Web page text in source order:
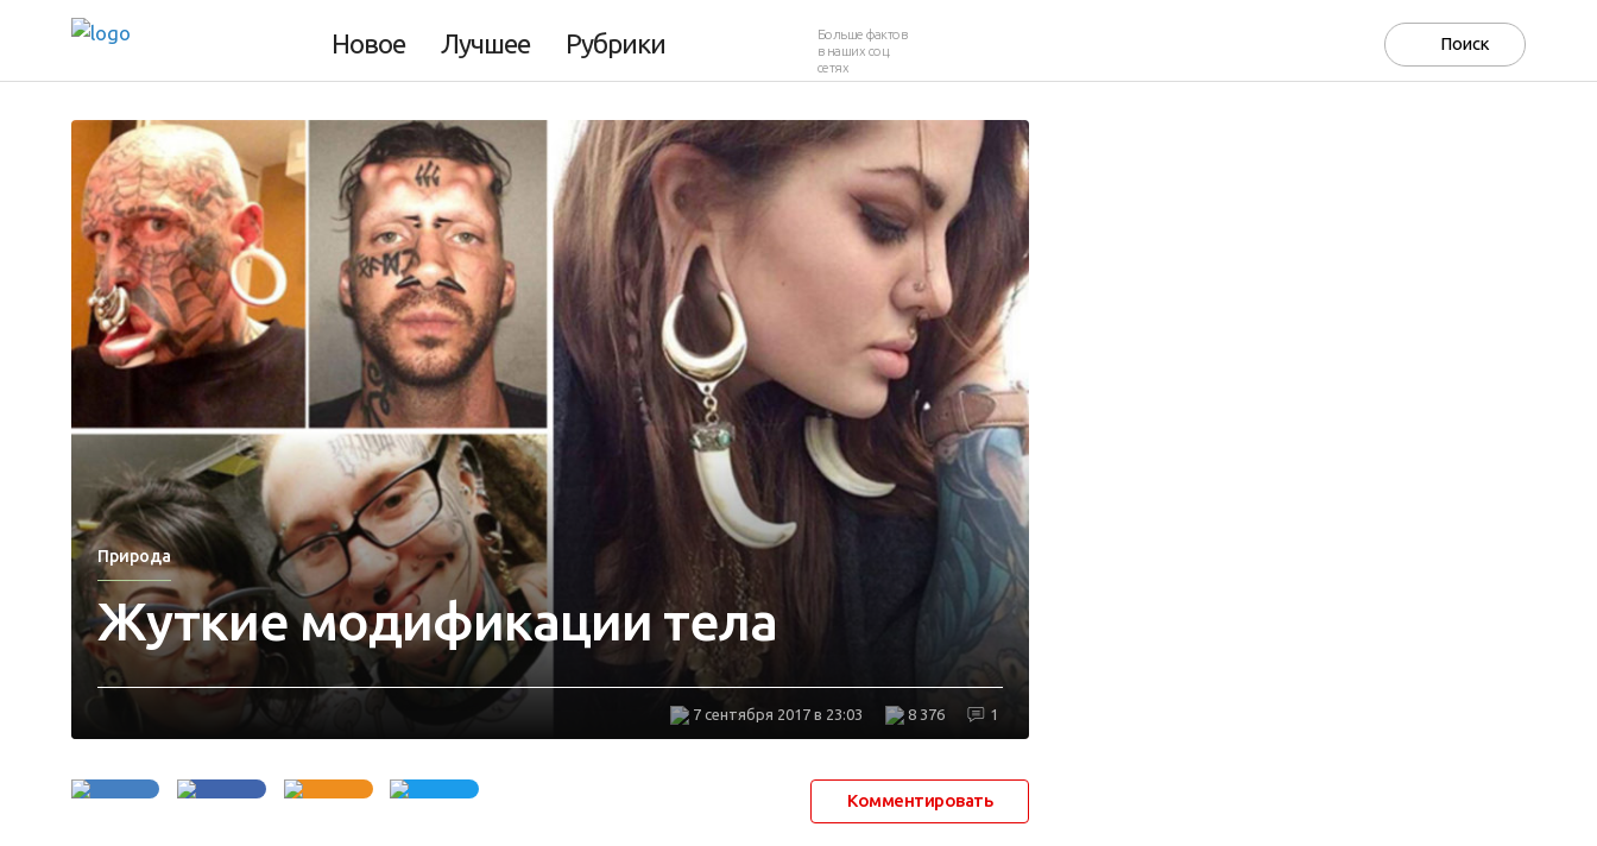
Новое Лучшее Рубрики
Больше фактов
в наших соц.
сетях
Природа
Жуткие модификации тела
1
8 376
7 сентября 2017 в 23:03
Комментировать